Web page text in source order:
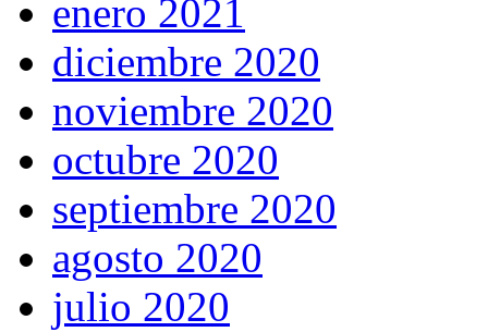
enero 2021
diciembre 2020
noviembre 2020
octubre 2020
septiembre 2020
agosto 2020
julio 2020